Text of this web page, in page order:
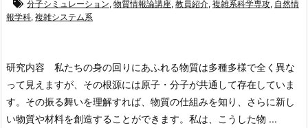
分子シミュレーション, 物質情報論講座, 教員紹介, 複雑系科学専攻, 自然情
報学科, 複雑システム系
研究内容 私たちの身の回りにあふれる物質は多種多様で全く異な
って見えますが、その根源には原子・分子が共通して存在していま
す。その振る舞いを理解すれば、物質の仕組みを知り、さらに新し
い物質や材料を創造することができます。私は、こうした物 ...